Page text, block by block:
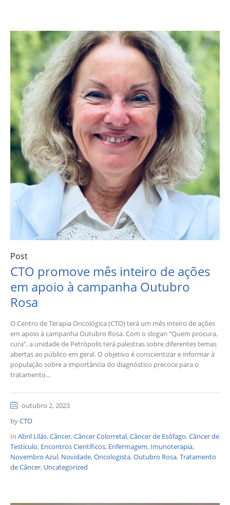
Post
CTO promove mês inteiro de ações
em apoio à campanha Outubro
Rosa
O Centro de Terapia Oncológica (CTO) terá um mês inteiro de ações
em apoio à campanha Outubro Rosa. Com o slogan “Quem procura,
cura”, a unidade de Petrópolis terá palestras sobre diferentes temas
abertas ao público em geral. O objetivo é conscientizar e informar à
população sobre a importância do diagnóstico precoce para o
tratamento...
outubro 2, 2023
byCTO
In Abril Lilás,Câncer,Câncer Colorretal,Câncer de Esôfago,Câncer de
Testículo, Encontros Científicos, Enfermagem, Imunoterapia,
Novembro Azul, Novidade,Oncologista,Outubro Rosa,Tratamento
de Câncer, Uncategorized